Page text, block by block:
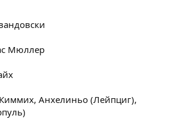
Мюллер
Анхелиньо (Лейпциг),